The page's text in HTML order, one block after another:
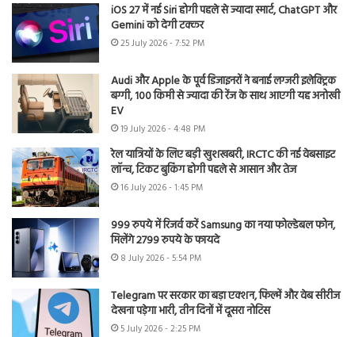
iOS 27 में नई Siri होगी पहले से ज्यादा स्मार्ट, ChatGPT और
Gemini को देगी टक्कर
25 July 2026 - 7:52 PM
Audi और Apple के पूर्व डिजाइनरों ने बनाई लग्जरी इलेक्ट्रिक
बग्गी, 100 किमी से ज्यादा की रेंज के साथ आएगी यह अनोखी
EV
19 July 2026 - 4:48 PM
रेल यात्रियों के लिए बड़ी खुशखबरी, IRCTC की नई वेबसाइट
लॉन्च, टिकट बुकिंग होगी पहले से आसान और तेज
16 July 2026 - 1:45 PM
999 रुपये में रिजर्व करें Samsung का नया फोल्डेबल फोन,
मिलेंगे 2799 रुपये के फायदे
8 July 2026 - 5:54 PM
Telegram पर सरकार का बड़ा एक्शन, फिल्में और वेब सीरीज
देखना पड़ेगा भारी, तीन दिनों में दूसरा नोटिस
5 July 2026 - 2:25 PM